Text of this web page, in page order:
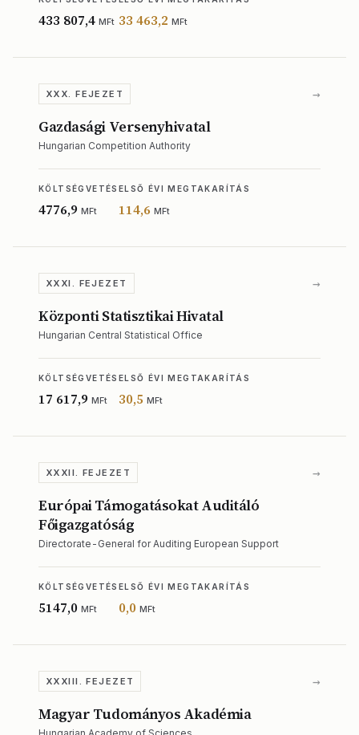
433 807,4 MFt 33 463,2 MFt
XXX. FEJEZET →
Gazdasági Versenyhivatal
Hungarian Competition Authority
KÖLTSÉGVETÉS
4776,9 MFt
ELSŐ ÉVI MEGTAKARÍTÁS
114,6 MFt
XXXI. FEJEZET →
Központi Statisztikai Hivatal
Hungarian Central Statistical Office
KÖLTSÉGVETÉS
17 617,9 MFt
ELSŐ ÉVI MEGTAKARÍTÁS
30,5 MFt
XXXII. FEJEZET →
Európai Támogatásokat Auditáló
Főigazgatóság
Directorate-General for Auditing European Support
KÖLTSÉGVETÉS
5147,0 MFt
ELSŐ ÉVI MEGTAKARÍTÁS
0,0 MFt
XXXIII. FEJEZET →
Magyar Tudományos Akadémia